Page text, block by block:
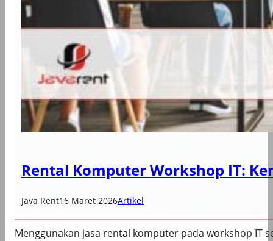
Rental Komputer Workshop IT:
Java Rent16 Maret 2026Artikel
Menggunakan jasa rental komputer pada workshop IT